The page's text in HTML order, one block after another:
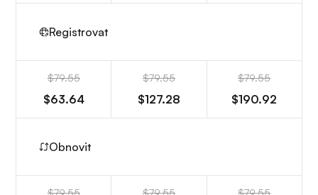
Registrovat
$79.55
$63.64
$79.55
$127.28
$79.55
$190.92
Obnovit